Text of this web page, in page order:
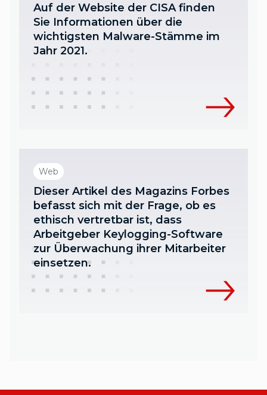
Auf der Website der CISA finden
Sie Informationen über die
wichtigsten Malware-Stämme im
Jahr 2021.
Web
Dieser Artikel des Magazins Forbes
befasst sich mit der Frage, ob es
ethisch vertretbar ist, dass
Arbeitgeber Keylogging-Software
zur Überwachung ihrer Mitarbeiter
einsetzen.